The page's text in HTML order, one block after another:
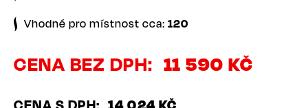
Vhodné pro místnost cca: 120
CENA BEZ DPH 11 590 KČ